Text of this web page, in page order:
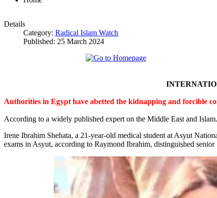
Details
Category: Radical Islam Watch
Published: 25 March 2024
Authorities in Egypt have abetted the kidnapping and forcible
According to a widely published expert on the Middle East and Islam.
Irene Ibrahim Shehata, a 21-year-old medical student at Asyut
exams in Asyut, according to Raymond Ibrahim, distinguished